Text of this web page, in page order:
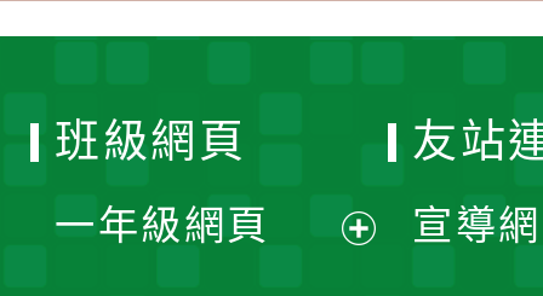
班級網頁
一年級網頁
友站
宣導